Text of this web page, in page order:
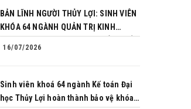
BẢN LĨNH NGƯỜI THỦY LỢI: SINH VIÊN
KHÓA 64 NGÀNH QUẢN TRỊ KINH
16/07/2026
Sinh viên khoá 64 ngành Kế toán Đại
học Thủy Lợi hoàn thành bảo vệ khóa